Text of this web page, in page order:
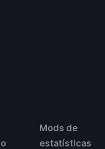
Mods de
estatísticas